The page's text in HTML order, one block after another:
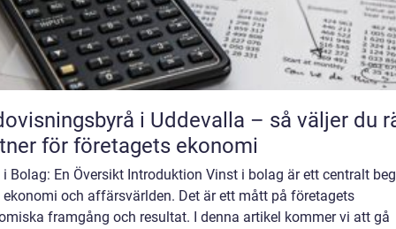
i Uddevalla – så väljer du
för företagets ekonomi
Bolag: En Översikt Introduktion Vinst i bolag är ett centralt
och affärsvärlden. Det är ett mått på företagets
framgång och resultat. I denna artikel kommer vi att gå